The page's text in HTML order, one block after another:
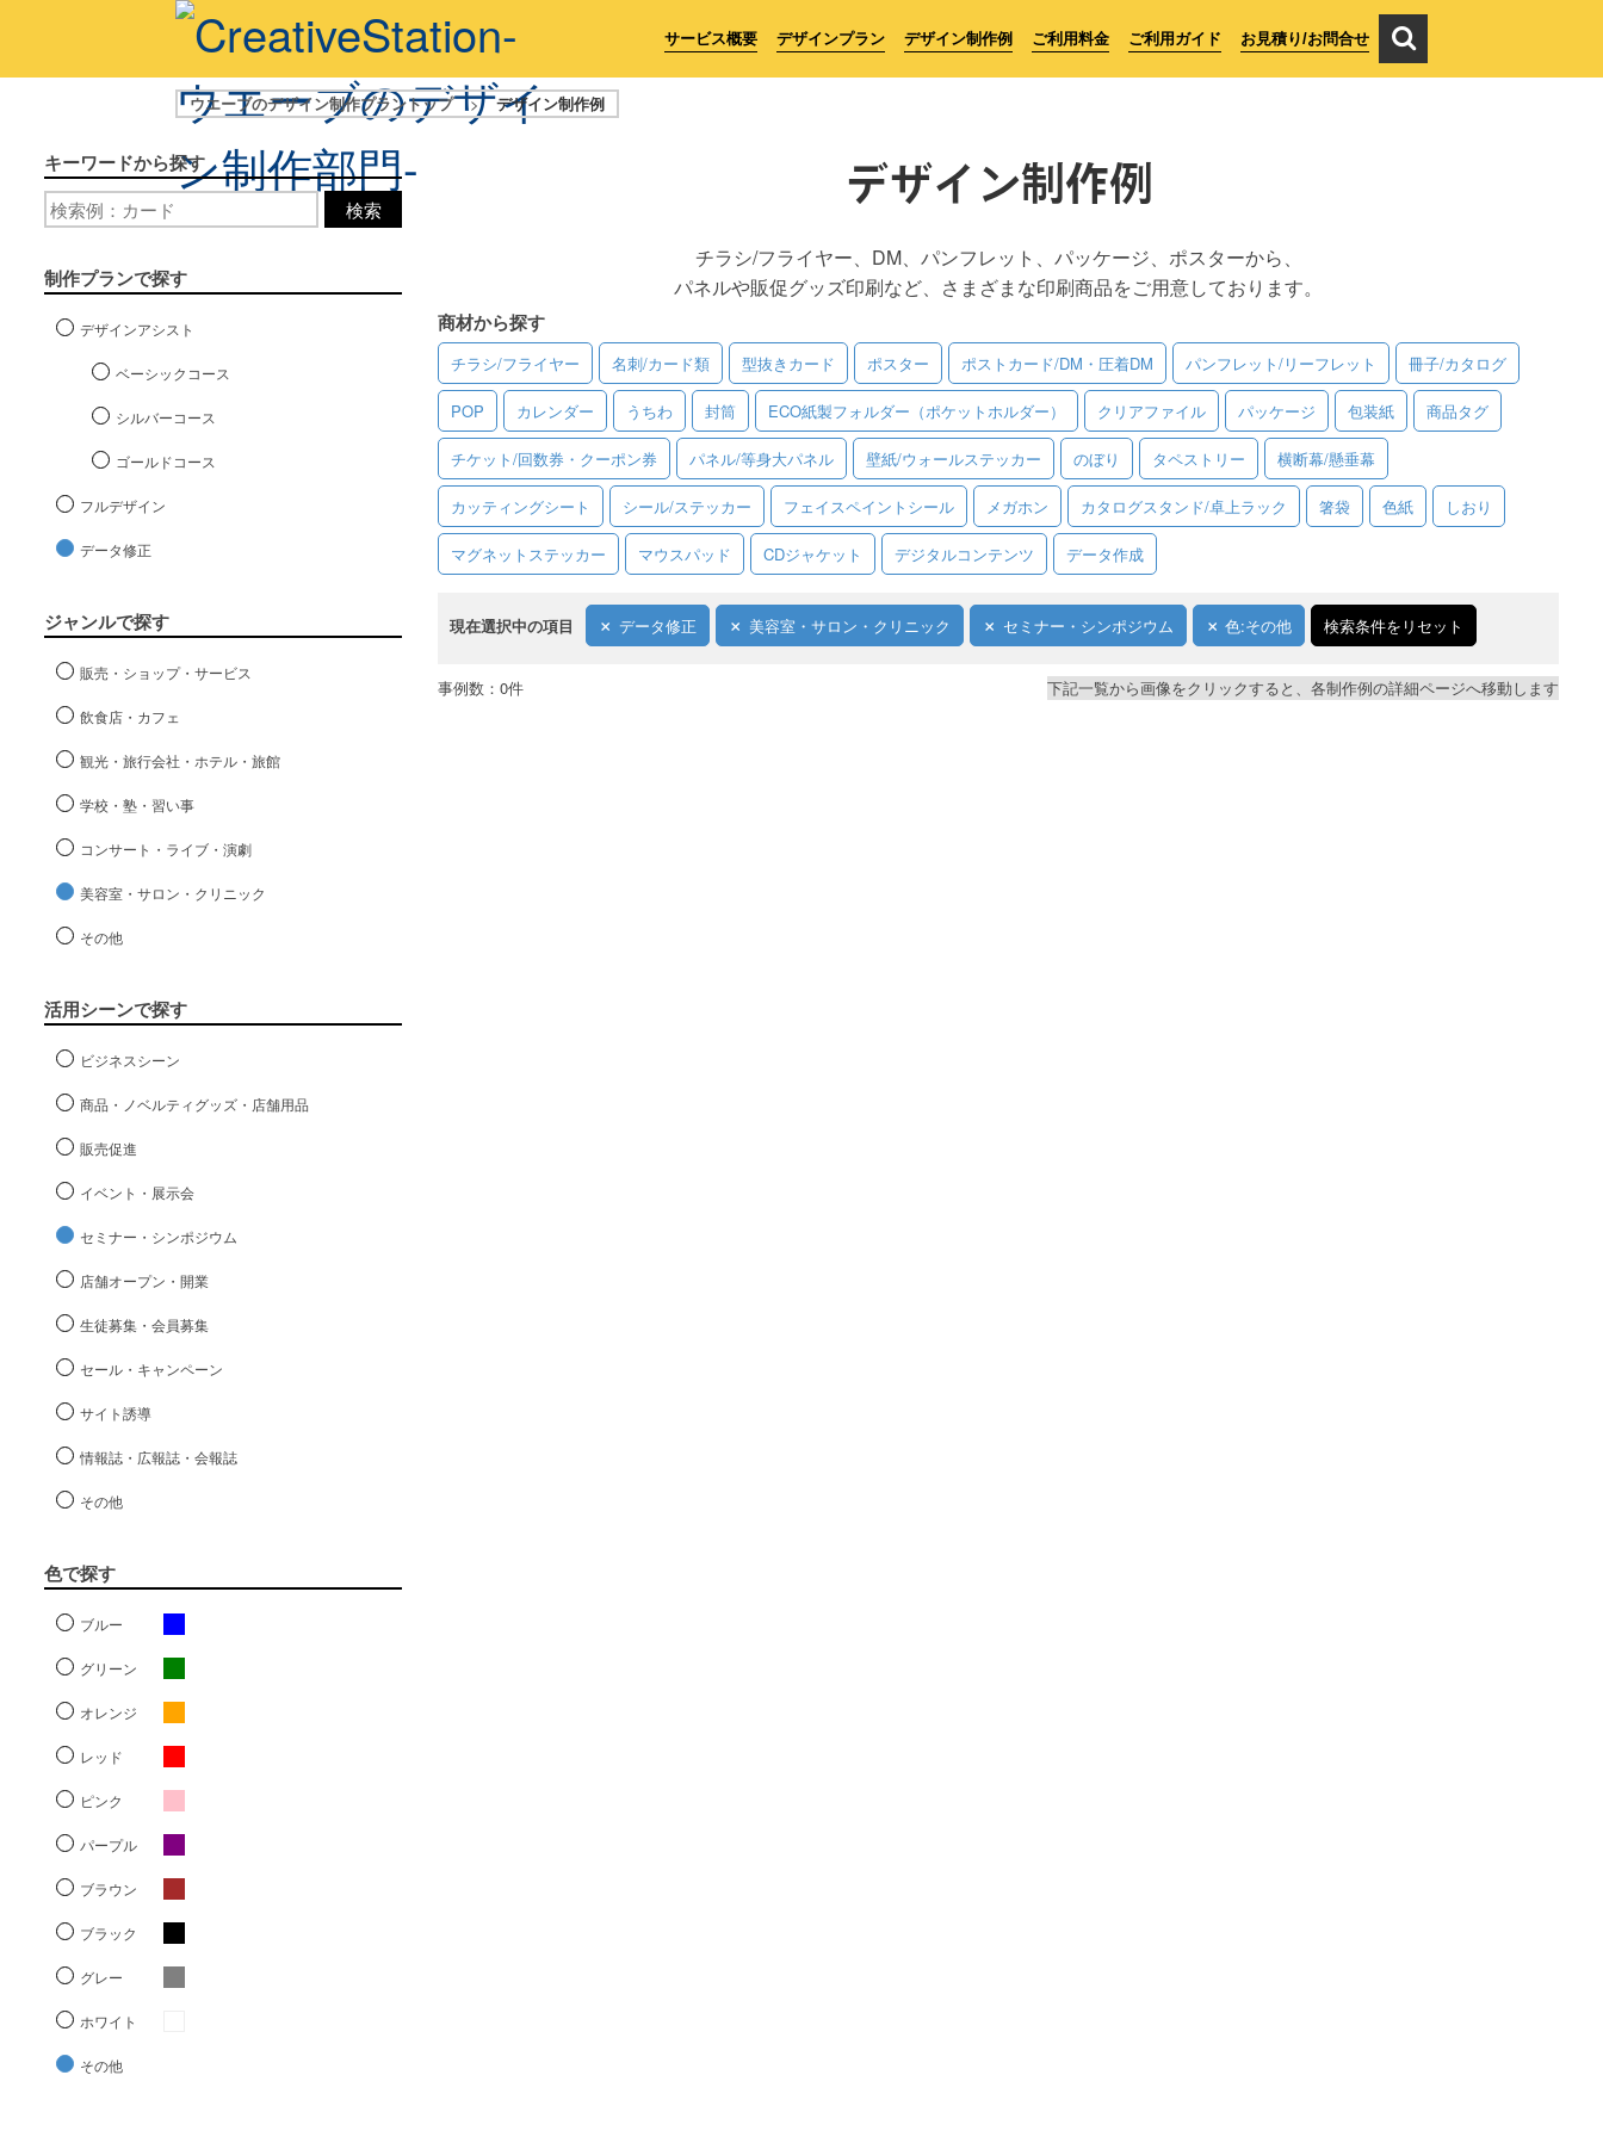
サービス概要 デザインプラン デザイン制作例 ご利用料金 ご利用ガイド お見積り/お問合せ
ウエーブのデザイン制作プラントップ > デザイン制作例
デザイン制作例
チラシ/フライヤー、DM、パンフレット、パッケージ、ポスターから、
パネルや販促グッズ印刷など、さまざまな印刷商品をご用意しております。
商材から探す
チラシ/フライヤー 名刺/カード類 型抜きカード ポスター ポストカード/DM・圧着DM パンフレット/リーフレット 冊子/カタログ
POP カレンダー うちわ 封筒 ECO紙製フォルダー（ポケットホルダー） クリアファイル パッケージ 包装紙 商品タグ
チケット/回数券・クーポン券 パネル/等身大パネル 壁紙/ウォールステッカー のぼり タペストリー 横断幕/懸垂幕
カッティングシート シール/ステッカー フェイスペイントシール メガホン カタログスタンド/卓上ラック 箸袋 色紙 しおり
マグネットステッカー マウスパッド CDジャケット デジタルコンテンツ データ作成
現在選択中の項目 データ修正 美容室・サロン・クリニック セミナー・シンポジウム 色:その他 検索条件をリセット
キーワードから探す
検索
制作プランで探す
デザインアシスト
ベーシックコース
シルバーコース
ゴールドコース
フルデザイン
データ修正
ジャンルで探す
販売・ショップ・サービス
飲食店・カフェ
観光・旅行会社・ホテル・旅館
学校・塾・習い事
コンサート・ライブ・演劇
美容室・サロン・クリニック
その他
活用シーンで探す
ビジネスシーン
商品・ノベルティグッズ・店舗用品
販売促進
イベント・展示会
セミナー・シンポジウム
店舗オープン・開業
生徒募集・会員募集
セール・キャンペーン
サイト誘導
情報誌・広報誌・会報誌
その他
色で探す
ブルー
グリーン
オレンジ
レッド
ピンク
パープル
ブラウン
ブラック
グレー
ホワイト
その他
事例数：0件 下記一覧から画像をクリックすると、各制作例の詳細ページへ移動します